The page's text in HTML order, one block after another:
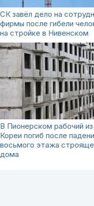
СК завёл дело на
фирмы после гибели
на стройке в Нивенском
В Пионерском рабочий из
Кореи погиб после
восьмого этажа
дома